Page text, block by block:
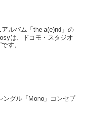
ルバム「the a(e)nd」の
は、ドコモ・スタジオ
す。
ングル「Mono」コンセプ